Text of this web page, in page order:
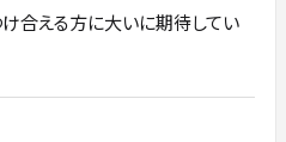
合える方に大いに期待してい